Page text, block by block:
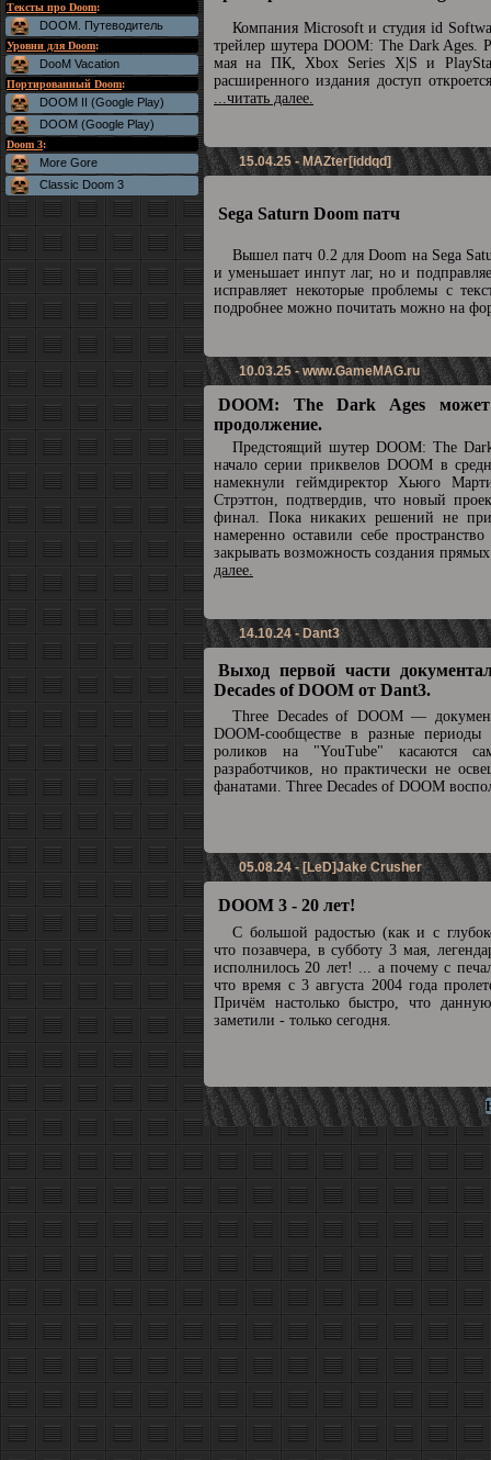
Тексты про Doom:
DOOM. Путеводитель
Уровни для Doom:
DooM Vacation
Портированный Doom:
DOOM II (Google Play)
DOOM (Google Play)
Doom 3:
More Gore
Classic Doom 3
Компания Microsoft и студия id
трейлер шутера DOOM: The Dark Ages.
мая на ПК, Xbox Series X|S и
расширенного издания доступ
...читать далее.
15.04.25 - MAZter[iddqd]
Sega Saturn Doom патч
Вышел патч 0.2 для Doom на Sega
и уменьшает инпут лаг, но и
исправляет некоторые проблемы с
подробнее можно почитать можно на
10.03.25 -www.GameMAG.ru
DOOM: The Dark Ages может
продолжение.
Предстоящий шутер DOOM: The
начало серии приквелов DOOM в
намекнули геймдиректор Хьюго
Стрэттон, подтвердив, что новый
финал. Пока никаких решений не
намеренно оставили себе
закрывать возможность создания
далее.
14.10.24 - Dant3
Выход первой части
Decades of DOOM от Dant3.
Three Decades of DOOM —
DOOM-сообществе в разные периоды
роликов на "YouTube" касаются
разработчиков, но практически не
фанатами. Three Decades of DOOM
05.08.24 - [LeD]Jake Crusher
DOOM 3 - 20 лет!
С большой радостью (как и с
что позавчера, в субботу 3 мая,
исполнилось 20 лет! ... а почему с
что время с 3 августа 2004 года
Причём настолько быстро, что
заметили - только сегодня.